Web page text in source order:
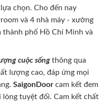
chọn. Cho đến nay
và 4 nhà máy - xưởng
phố Hồ Chí Minh và
cuộc sốngthông qua
lượng cao, đáp ứng mọi
SaigonDoor cam kết đem
lòng tuyệt đối. Cam kết chất